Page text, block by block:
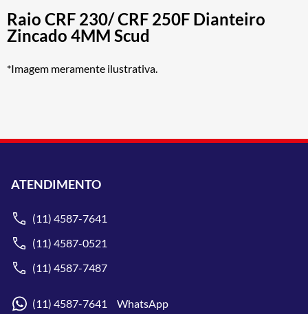
Raio CRF 230/ CRF 250F Dianteiro
Zincado 4MM Scud
*Imagem meramente ilustrativa.
ATENDIMENTO
(11) 4587-7641
(11) 4587-0521
(11) 4587-7487
(11) 4587-7641 WhatsApp